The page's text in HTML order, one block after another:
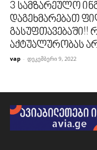
3 სამზარეულო
დაგეხმარებათ
გასუფთავებაში!!
აქტუალურობას
vap - დეკემბერი 9, 2022